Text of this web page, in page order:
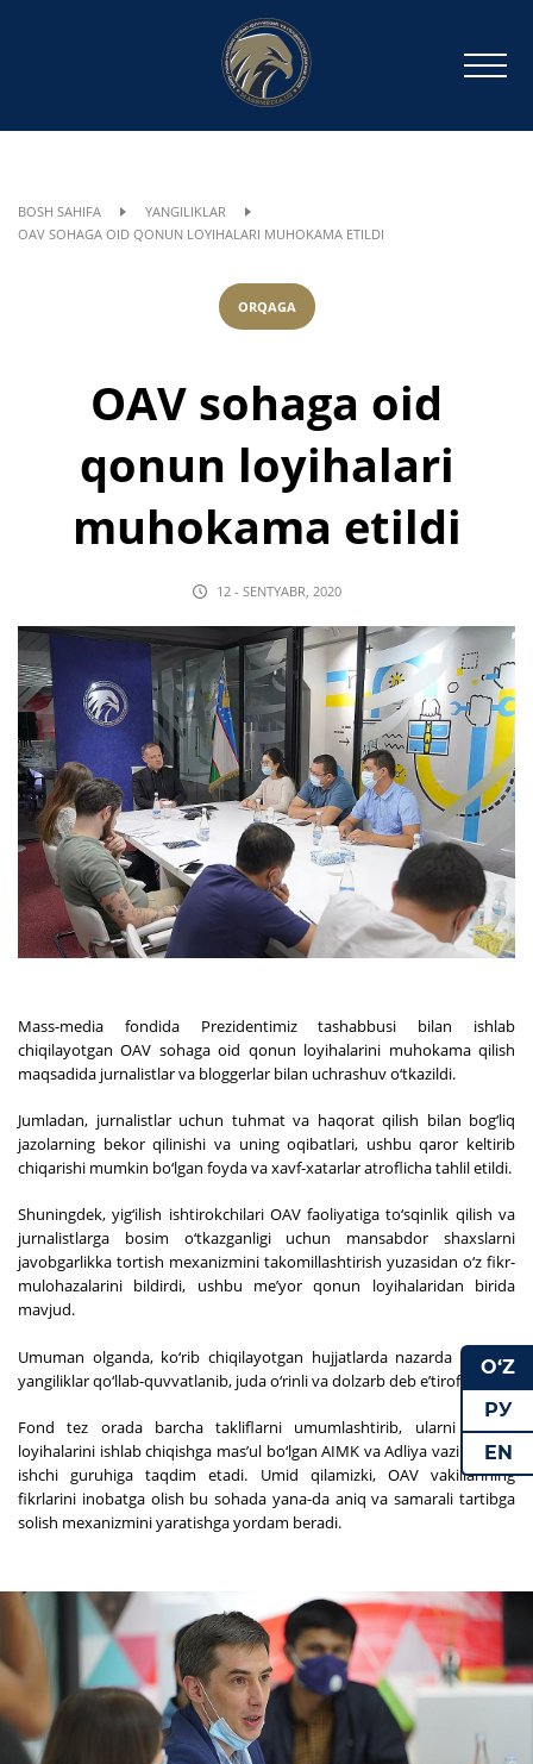
BOSH SAHIFA
YANGILIKLAR
OAV SOHAGA OID QONUN LOYIHALARI MUHOKAMA ETILDI
ORQAGA
OAV sohaga oid
qonun loyihalari
muhokama etildi
12 - SENTYABR, 2020
Mass-media fondida Prezidentimiz tashabbusi bilan ishlab
chiqilayotgan OAV sohaga oid qonun loyihalarini muhokama qilish
maqsadida jurnalistlar va bloggerlar bilan uchrashuv o‘tkazildi.
Jumladan, jurnalistlar uchun tuhmat va haqorat qilish bilan bog‘liq
jazolarning bekor qilinishi va uning oqibatlari, ushbu qaror keltirib
chiqarishi mumkin bo‘lgan foyda va xavf-xatarlar atroflicha tahlil etildi.
Shuningdek, yig‘ilish ishtirokchilari OAV faoliyatiga to‘sqinlik qilish va
jurnalistlarga bosim o‘tkazganligi uchun mansabdor shaxslarni
javobgarlikka tortish mexanizmini takomillashtirish yuzasidan o‘z fikr-
mulohazalarini bildirdi, ushbu meʼyor qonun loyihalaridan birida
mavjud.
Umuman olganda, ko‘rib chiqilayotgan hujjatlarda nazarda tutilgan
yangiliklar qo‘llab-quvvatlanib, juda o‘rinli va dolzarb deb eʼtirof yetildi.
Fond tez orada barcha takliflarni umumlashtirib, ularni qonun
loyihalarini ishlab chiqishga masʼul bo‘lgan AIMK va Adliya vazirligining
ishchi guruhiga taqdim etadi. Umid qilamizki, OAV vakillarining
fikrlarini inobatga olish bu sohada yana-da aniq va samarali tartibga
solish mexanizmini yaratishga yordam beradi.
O‘Z
РУ
EN